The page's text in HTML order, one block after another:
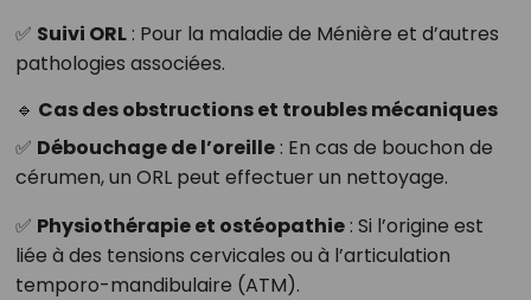
✅ Suivi ORL: Pour la maladie de Ménière et d’autres
pathologies associées.
🔹 Cas des obstructions et troubles mécaniques
✅ Débouchage de l’oreille: En cas de bouchon de
cérumen, un ORL peut effectuer un nettoyage.
✅ Physiothérapie et ostéopathie: Si l’origine est
liée à des tensions cervicales ou à l’articulation
temporo-mandibulaire (ATM).